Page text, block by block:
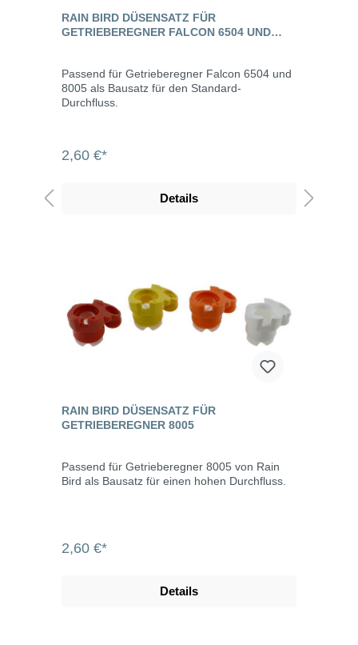
RAIN BIRD DÜSENSATZ FÜR
GETRIEBEREGNER FALCON 6504 UND
Passend für Getrieberegner Falcon 6504 und
8005 als Bausatz für den Standard-
Durchfluss.
2,60 €*
Details
RAIN BIRD DÜSENSATZ FÜR
GETRIEBEREGNER 8005
Passend für Getrieberegner 8005 von Rain
Bird als Bausatz für einen hohen Durchfluss.
2,60 €*
Details